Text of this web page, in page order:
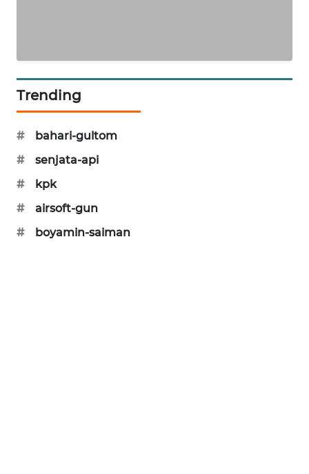
Trending
#
bahari-gultom
#
senjata-api
#
kpk
#
airsoft-gun
#
boyamin-saiman
KOPEKLIN
PORTAL
KONSUMEN
FORWAMKI